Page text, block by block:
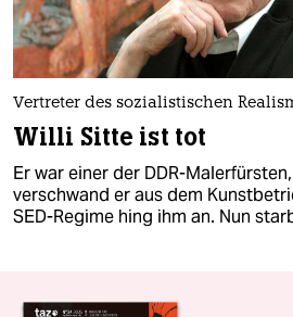
Vertreter des sozialistischen
Willi Sitte ist tot
Er war einer der DDR-
verschwand er aus dem
SED-Regime hing ihm an. Nun